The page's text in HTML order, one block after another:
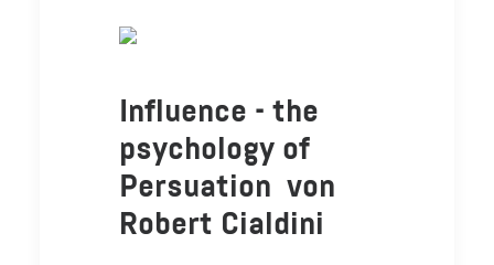
Influence - the
psychology of
Persuation von
Robert Cialdini